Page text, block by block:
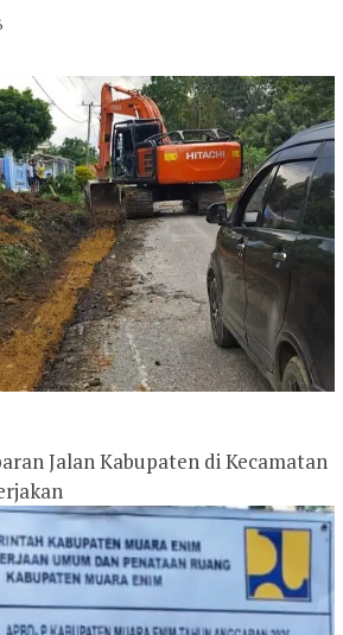
Jalan Kabupaten di Kecamatan